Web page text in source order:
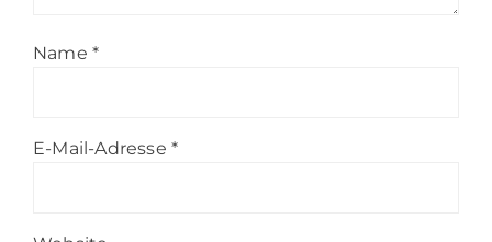
Name *
E-Mail-Adresse *